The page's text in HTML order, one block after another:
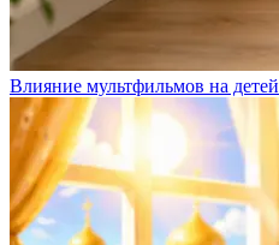
Влияние мультфильмов на детей